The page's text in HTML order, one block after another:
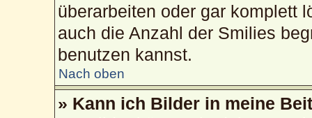
überarbeiten oder gar komplett
auch die Anzahl der Smilies
benutzen kannst.
Nach oben
» Kann ich Bilder in meine